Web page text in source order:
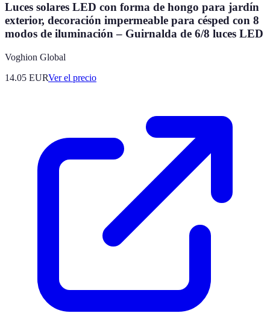
Luces solares LED con forma de hongo para jardín
exterior, decoración impermeable para césped con 8
modos de iluminación – Guirnalda de 6/8 luces LED
Voghion Global
14.05 EURVer el precio